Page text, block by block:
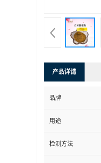
产品详请
品牌
用途
检测方法